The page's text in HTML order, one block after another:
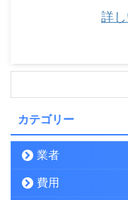
詳
カテゴリー
業者
費用